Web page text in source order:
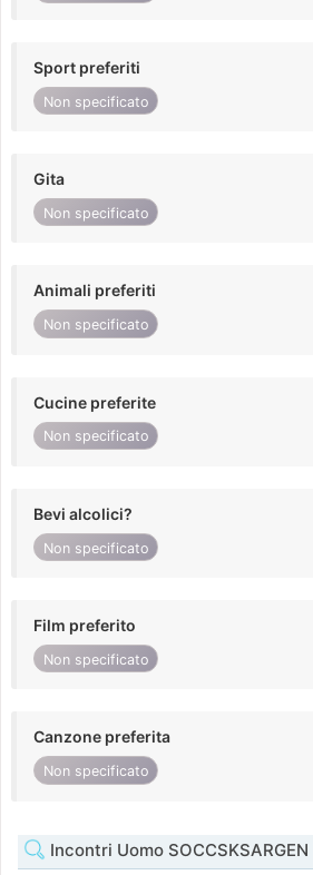
Sport preferiti
Non specificato
Gita
Non specificato
Animali preferiti
Non specificato
Cucine preferite
Non specificato
Bevi alcolici?
Non specificato
Film preferito
Non specificato
Canzone preferita
Non specificato
Incontri Uomo SOCCSKSARGEN